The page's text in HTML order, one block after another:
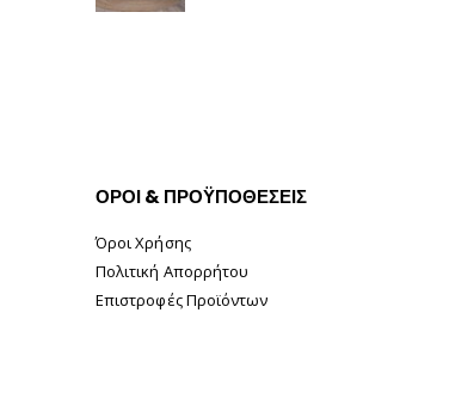
ΟΡΟΙ & ΠΡΟΫΠΟΘΕΣΕΙΣ
Όροι Χρήσης
Πολιτική Απορρήτου
Επιστροφές Προϊόντων